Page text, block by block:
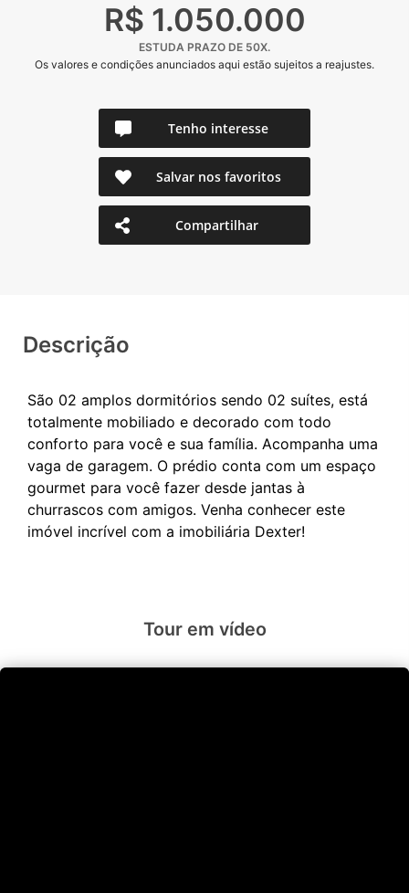
R$ 1.050.000
ESTUDA PRAZO DE 50X.
Os valores e condições anunciados aqui estão sujeitos a reajustes.
Tenho interesse
Salvar nos favoritos
Compartilhar
Descrição
São 02 amplos dormitórios sendo 02 suítes, está
totalmente mobiliado e decorado com todo
conforto para você e sua família. Acompanha uma
vaga de garagem. O prédio conta com um espaço
gourmet para você fazer desde jantas à
churrascos com amigos. Venha conhecer este
Tour em vídeo